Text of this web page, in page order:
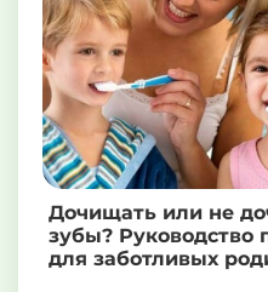
Дочищать или не
зубы? Руководство
для заботливых